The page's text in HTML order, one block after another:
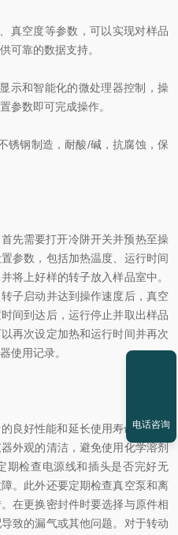
空度等参数，可以实现对样品
可靠的数据支持。
和智能化的微处理器控制，操
参数即可完成操作。
钢制造，耐酸/碱，抗腐蚀，保
需要打开冷阱开关并预热至操
参数，包括加热温度、运行时间
将上好样的转子放入样品室中。
子启动并达到操作速度后，真空
间到达后，运行停止并取出样品
再次设定加热和运行时间并再次
使用记录。
好性能和延长使用寿命，需要
外观的清洁，避免使用化学溶剂
期检查电源线和插头是否完好无
。此外还要定期检查真空泵和离
在更换密封件时要选择与原件相
致的漏气或其他问题。对于转动
电话咨询